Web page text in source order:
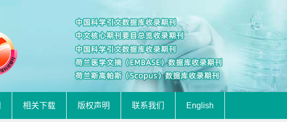
相关下载 版权声明 联系我们 English